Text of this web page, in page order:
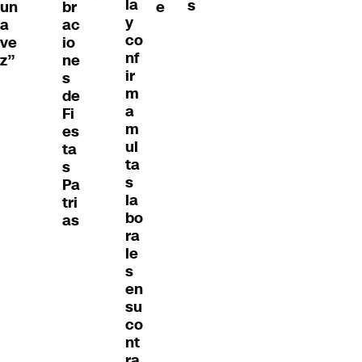
un
a
ve
z”
br
ac
io
ne
s
de
Fi
es
ta
s
Pa
tri
as
la
y
co
nf
ir
m
a
m
ul
ta
s
la
bo
ra
le
s
en
su
co
nt
e
s